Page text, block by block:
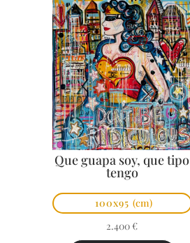
Que guapa soy, que tipo
tengo
100x95 (cm)
2.400 €